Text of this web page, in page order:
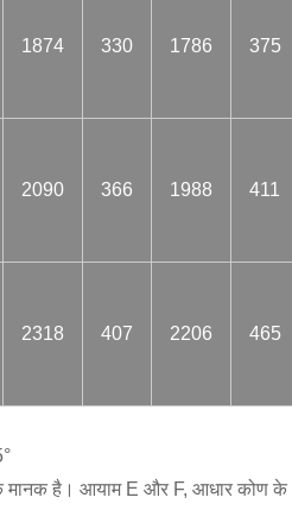
1874 330 1786 375
2090 366 1988 411
2318 407 2206 465
मानक है। आयाम E और F, आधार कोण